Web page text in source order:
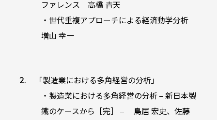
ファレンス 高橋 青天
・世代重複アプローチによる経済動学分析
増山 幸一
「製造業における多角経営の分析」
・製造業における多角経営の分析 – 新日本製
鐵のケースから［完］ – 鳥居 宏史、佐藤